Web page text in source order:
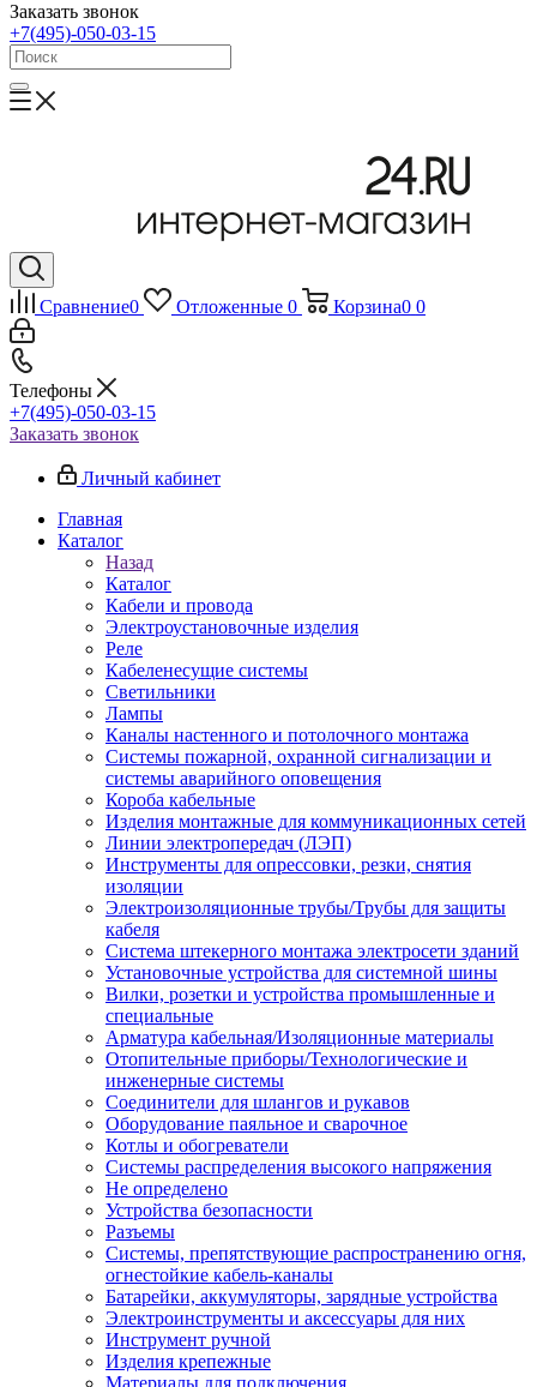
Заказать звонок
+7(495)-050-03-15
Сравнение0 Отложенные 0 Корзина0 0
Телефоны
+7(495)-050-03-15
Заказать звонок
Личный кабинет
Главная
Каталог
Назад
Каталог
Кабели и провода
Электроустановочные изделия
Реле
Кабеленесущие системы
Светильники
Лампы
Каналы настенного и потолочного монтажа
Системы пожарной, охранной сигнализации и
системы аварийного оповещения
Короба кабельные
Изделия монтажные для коммуникационных сетей
Линии электропередач (ЛЭП)
Инструменты для опрессовки, резки, снятия
изоляции
Электроизоляционные трубы/Трубы для защиты
кабеля
Система штекерного монтажа электросети зданий
Установочные устройства для системной шины
Вилки, розетки и устройства промышленные и
специальные
Арматура кабельная/Изоляционные материалы
Отопительные приборы/Технологические и
инженерные системы
Соединители для шлангов и рукавов
Оборудование паяльное и сварочное
Котлы и обогреватели
Системы распределения высокого напряжения
Не определено
Устройства безопасности
Разъемы
Системы, препятствующие распространению огня,
огнестойкие кабель-каналы
Батарейки, аккумуляторы, зарядные устройства
Электроинструменты и аксессуары для них
Инструмент ручной
Изделия крепежные
Материалы для подключения